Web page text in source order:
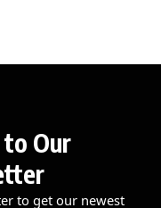
to Our
to get our newest